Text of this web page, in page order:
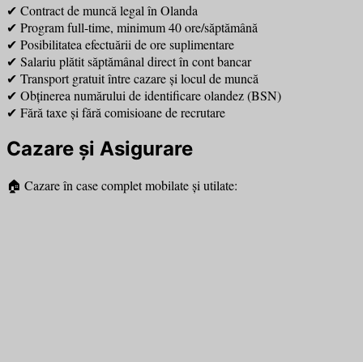
✔ Contract de muncă legal în Olanda
✔ Program full-time, minimum 40 ore/săptămână
✔ Posibilitatea efectuării de ore suplimentare
✔ Salariu plătit săptămânal direct în cont bancar
✔ Transport gratuit între cazare și locul de muncă
✔ Obținerea numărului de identificare olandez (BSN)
✔ Fără taxe și fără comisioane de recrutare
Cazare și Asigurare
🏠 Cazare în case complet mobilate și utilate: